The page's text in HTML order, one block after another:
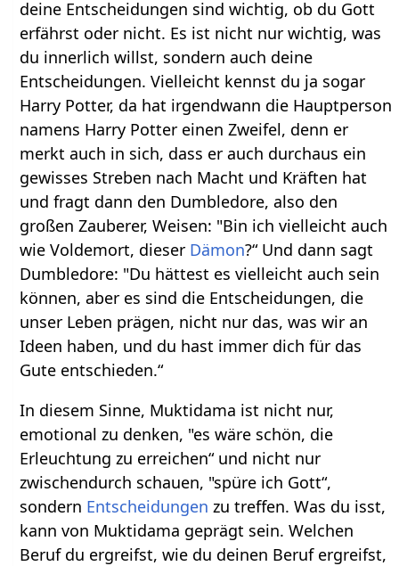
deine Entscheidungen sind wichtig, ob du Gott
erfährst oder nicht. Es ist nicht nur wichtig, was
du innerlich willst, sondern auch deine
Entscheidungen. Vielleicht kennst du ja sogar
Harry Potter, da hat irgendwann die Hauptperson
namens Harry Potter einen Zweifel, denn er
merkt auch in sich, dass er auch durchaus ein
gewisses Streben nach Macht und Kräften hat
und fragt dann den Dumbledore, also den
großen Zauberer, Weisen: "Bin ich vielleicht auch
wie Voldemort, dieser Dämon?“ Und dann sagt
Dumbledore: "Du hättest es vielleicht auch sein
können, aber es sind die Entscheidungen, die
unser Leben prägen, nicht nur das, was wir an
Ideen haben, und du hast immer dich für das
Gute entschieden.“
In diesem Sinne, Muktidama ist nicht nur,
emotional zu denken, "es wäre schön, die
Erleuchtung zu erreichen“ und nicht nur
zwischendurch schauen, "spüre ich Gott“,
sondern Entscheidungen zu treffen. Was du isst,
kann von Muktidama geprägt sein. Welchen
Beruf du ergreifst, wie du deinen Beruf ergreifst,